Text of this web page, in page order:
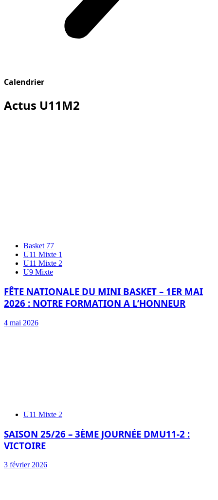
Calendrier
Actus U11M2
Basket 77
U11 Mixte 1
U11 Mixte 2
U9 Mixte
FÊTE NATIONALE DU MINI BASKET – 1ER MAI
2026 : NOTRE FORMATION A L’HONNEUR
4 mai 2026
U11 Mixte 2
SAISON 25/26 – 3ÈME JOURNÉE DMU11-2 :
VICTOIRE
3 février 2026